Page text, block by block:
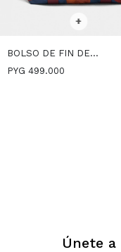
+
BOLSO DE FIN DE
SEMANA DE NYLON
PYG 499.000
Únete